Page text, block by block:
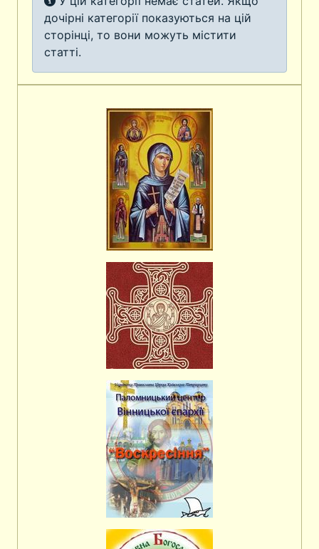
дочірні категорії показуються на цій
сторінці, то вони можуть містити
статті.